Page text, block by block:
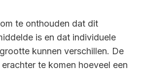
te onthouden dat dit
is en dat individuele
kunnen verschillen. De
te komen hoeveel een